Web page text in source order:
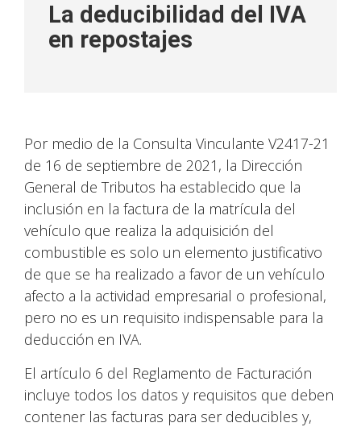
La deducibilidad del IVA
en repostajes
Por medio de la Consulta Vinculante V2417-21
de 16 de septiembre de 2021, la Dirección
General de Tributos ha establecido que la
inclusión en la factura de la matrícula del
vehículo que realiza la adquisición del
combustible es solo un elemento justificativo
de que se ha realizado a favor de un vehículo
afecto a la actividad empresarial o profesional,
pero no es un requisito indispensable para la
deducción en IVA.
El artículo 6 del Reglamento de Facturación
incluye todos los datos y requisitos que deben
contener las facturas para ser deducibles y,